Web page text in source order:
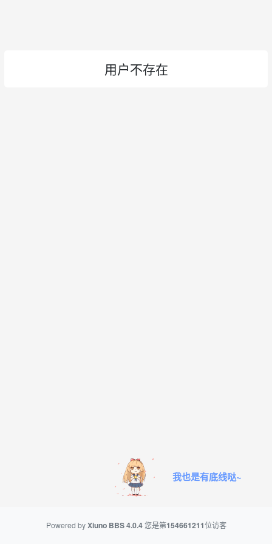
用户不存在
我也是有底线哒~
Powered byXiuno BBS4.0.4 您是第154661211位访客